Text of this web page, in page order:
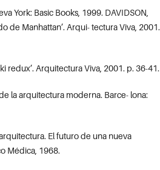
York: Basic Books, 1999. DAVIDSON,
de Manhattan’. Arqui- tectura Viva, 2001.
redux’. Arquitectura Viva, 2001. p. 36-41.
la arquitectura moderna. Barce- lona:
El futuro de una nueva
Médica, 1968.